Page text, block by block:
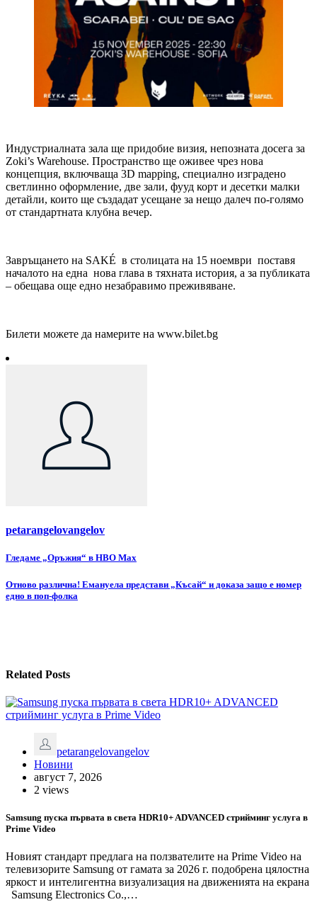
Индустриалната зала ще придобие визия, непозната досега за
Zoki’s Warehouse. Пространство ще оживее чрез нова
концепция, включваща 3D mapping, специално изградено
светлинно оформление, две зали, фууд корт и десетки малки
детайли, които ще създадат усещане за нещо далеч по-голямо
от стандартната клубна вечер.
Завръщането на SAKÉ в столицата на 15 ноември поставя
началото на една нова глава в тяхната история, а за публиката
– обещава още едно незабравимо преживяване.
Билети можете да намерите на www.bilet.bg
petarangelovangelov
Навигация
Гледаме „Оръжия“ в HBO Max
Отново различна! Емануела представи „Късай“ и доказа защо е номер
едно в поп-фолка
Related Posts
petarangelovangelov
Новини
август 7, 2026
2 views
Samsung пуска първата в света HDR10+ ADVANCED стрийминг услуга в
Prime Video
Новият стандарт предлага на ползвателите на Prime Video на
телевизорите Samsung от гамата за 2026 г. подобрена цялостна
яркост и интелигентна визуализация на движенията на екрана
Samsung Electronics Co.,…